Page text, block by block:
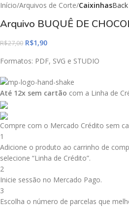
Início Arquivos de Corte Caixinhas
Arquivo BUQUÊ DE
R$27,00 R$1,90
Formatos: PDF, SVG e STUDIO
Até 12x sem cartão com a Linha de
Compre com o Mercado Crédito sem
1
Adicione o produto ao carrinho de
selecione “Linha de Crédito”.
2
Inicie sessão no Mercado Pago.
3
Escolha o número de parcelas que